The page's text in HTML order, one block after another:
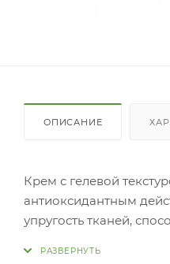
ОПИСАНИЕ
Крем с гелевой
антиоксидантным
упругость тканей,